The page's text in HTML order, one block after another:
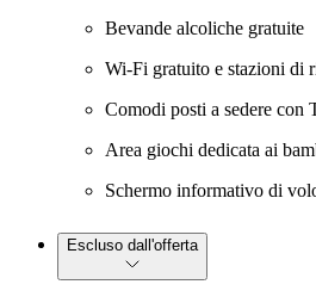
Bevande alcoliche gratuite
Wi-Fi gratuito e stazioni di
Comodi posti a sedere con
Area giochi dedicata ai
Schermo informativo di
Escluso dall'offerta